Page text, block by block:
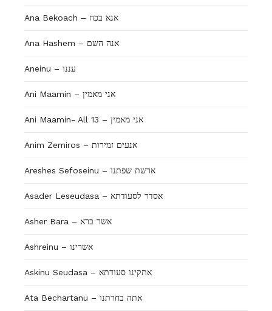
Ana Bekoach – אנא בכח
Ana Hashem – אנה השם
Aneinu – עננו
Ani Maamin – אני מאמין
Ani Maamin- All 13 – אני מאמין
Anim Zemiros – אנעים זמירות
Areshes Sefoseinu – ארשת שפתנו
Asader Leseudasa – אסדר לסעודתא
Asher Bara – אשר ברא
Ashreinu – אשרינו
Askinu Seudasa – אתקינו סעודתא
Ata Bechartanu – אתה בחרתנו